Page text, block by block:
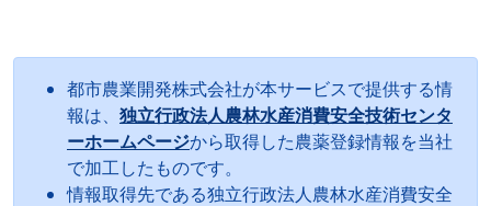
都市農業開発株式会社が本サービスで提供する情
報は、 独立行政法人農林水産消費安全技術センタ
ーホームページから取得した農薬登録情報を当社
で加工したものです。
情報取得先である独立行政法人農林水産消費安全